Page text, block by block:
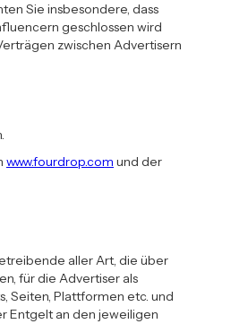
Sie insbesondere, dass
geschlossen wird
zwischen Advertisern
www.fourdrop.com und der
aller Art, die über
für die Advertiser als
Seiten, Plattformen etc. und
Entgelt an den jeweiligen